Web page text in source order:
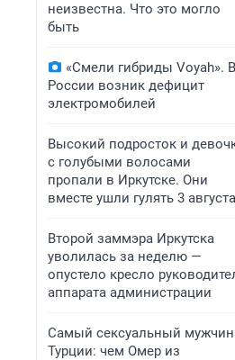
неизвестна. Что это могло
быть
«Смели гибриды Voyah». В
России возник дефицит
электромобилей
Высокий подросток и
с голубыми волосами
пропали в Иркутске. Они
вместе ушли гулять 3 августа
Второй заммэра Иркутска
уволилась за неделю —
опустело кресло
аппарата администрации
Самый сексуальный
Турции: чем Омер из